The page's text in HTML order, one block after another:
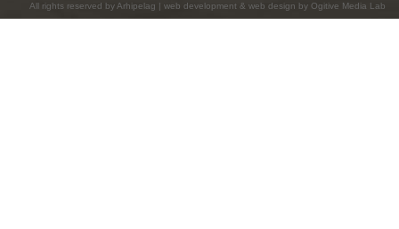
All rights reserved by Arhipelag | web development & web design by Ogitive Media Lab